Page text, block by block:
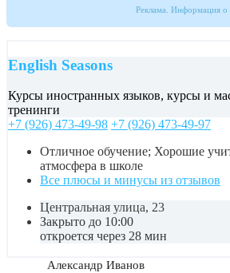
Реклама. Информация о
English Seasons
Курсы иностранных языков, курсы и
тренинги
+7 (926) 473-49-98 +7 (926) 473-49-97
Отличное обучение; Хорошие
атмосфера в школе
Все плюсы и минусы из отзывов
Центральная улица, 23
Закрыто до 10:00
откроется через 28 мин
Александр Иванов